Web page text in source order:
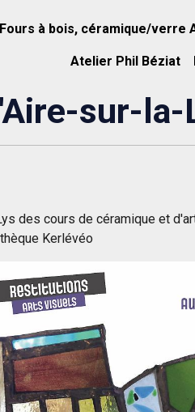
Fours à bois, céramique/verre
Atelier Phil Béziat
sur-la-
des cours de céramique et
Kerlévéo